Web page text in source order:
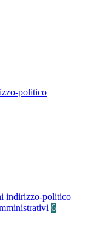
politico
indirizzo-politico
6